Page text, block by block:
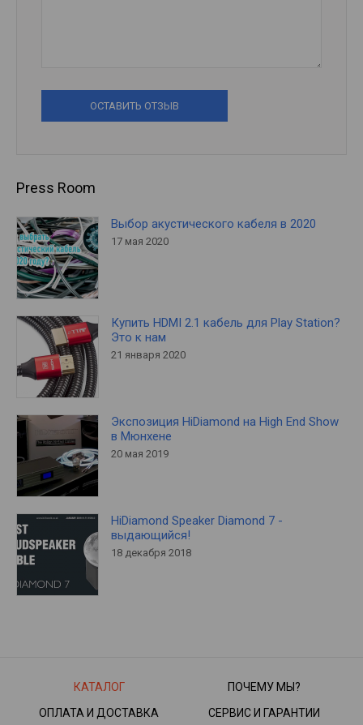
ОСТАВИТЬ ОТЗЫВ
Press Room
Выбор акустического кабеля в 2020
17 мая 2020
Купить HDMI 2.1 кабель для Play Station?
Это к нам
21 января 2020
Экспозиция HiDiamond на High End Show
в Мюнхене
20 мая 2019
HiDiamond Speaker Diamond 7 -
выдающийся!
18 декабря 2018
КАТАЛОГ
ПОЧЕМУ МЫ?
ОПЛАТА И ДОСТАВКА
СЕРВИС И ГАРАНТИИ